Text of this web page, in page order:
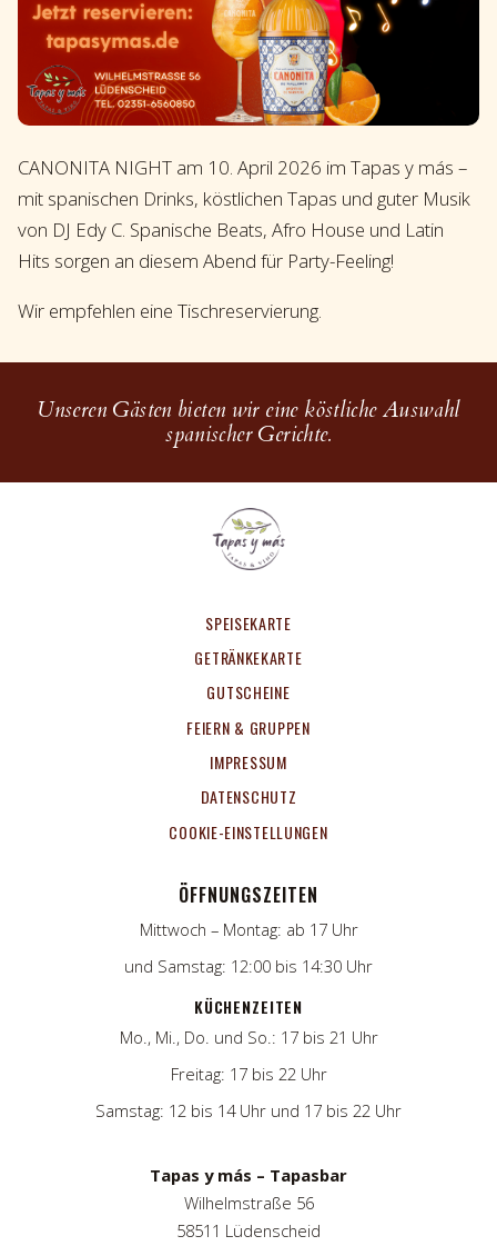
CANONITA NIGHT am 10. April 2026 im Tapas y más –
mit spanischen Drinks, köstlichen Tapas und guter Musik
von DJ Edy C. Spanische Beats, Afro House und Latin
Hits sorgen an diesem Abend für Party-Feeling!
Wir empfehlen eine Tischreservierung.
Unseren Gästen bieten wir eine köstliche Auswahl
spanischer Gerichte.
SPEISEKARTE
GETRÄNKEKARTE
GUTSCHEINE
FEIERN & GRUPPEN
IMPRESSUM
DATENSCHUTZ
COOKIE-EINSTELLUNGEN
ÖFFNUNGSZEITEN
Mittwoch – Montag: ab 17 Uhr
und Samstag: 12:00 bis 14:30 Uhr
KÜCHENZEITEN
Mo., Mi., Do. und So.: 17 bis 21 Uhr
Freitag: 17 bis 22 Uhr
Samstag: 12 bis 14 Uhr und 17 bis 22 Uhr
Tapas y más – Tapasbar
Wilhelmstraße 56
58511 Lüdenscheid